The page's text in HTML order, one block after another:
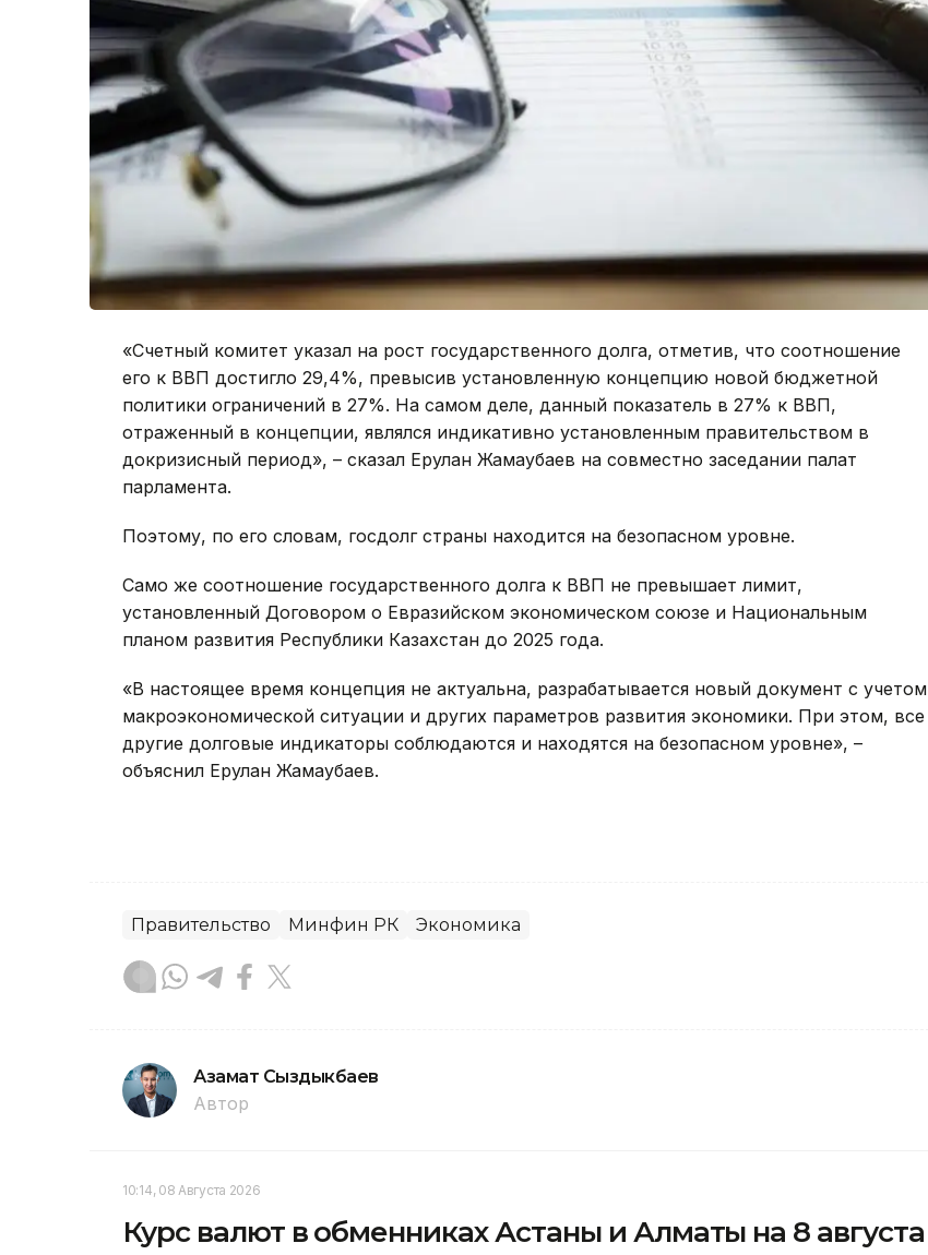
«Счетный комитет указал на рост государственного долга, отметив, что соотношение
его к ВВП достигло 29,4%, превысив установленную концепцию новой бюджетной
политики ограничений в 27%. На самом деле, данный показатель в 27% к ВВП,
отраженный в концепции, являлся индикативно установленным правительством в
докризисный период», – сказал Ерулан Жамаубаев на совместно заседании палат
парламента.
Поэтому, по его словам, госдолг страны находится на безопасном уровне.
Само же соотношение государственного долга к ВВП не превышает лимит,
установленный Договором о Евразийском экономическом союзе и Национальным
планом развития Республики Казахстан до 2025 года.
«В настоящее время концепция не актуальна, разрабатывается новый документ с учетом
макроэкономической ситуации и других параметров развития экономики. При этом, все
другие долговые индикаторы соблюдаются и находятся на безопасном уровне», –
объяснил Ерулан Жамаубаев.
Правительство Минфин РК Экономика
Азамат Сыздыкбаев
Автор
10:14, 08 Августа 2026
Курс валют в обменниках Астаны и Алматы на 8 августа